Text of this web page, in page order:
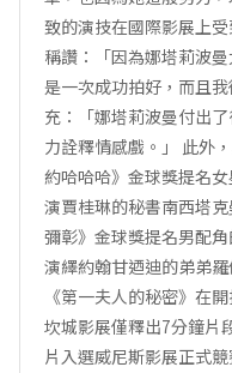
致的演技在國際影展上
稱讚：「因為娜塔莉波
是一次成功拍好，而且
充：「娜塔莉波曼付出
力詮釋情感戲。」 此外
約哈哈哈》金球獎提名
演賈桂琳的秘書南西塔
彌彰》金球獎提名男配
演繹約翰甘迺迪的弟弟
《第一夫人的秘密》在
坎城影展僅釋出7分鐘片
片入選威尼斯影展正式